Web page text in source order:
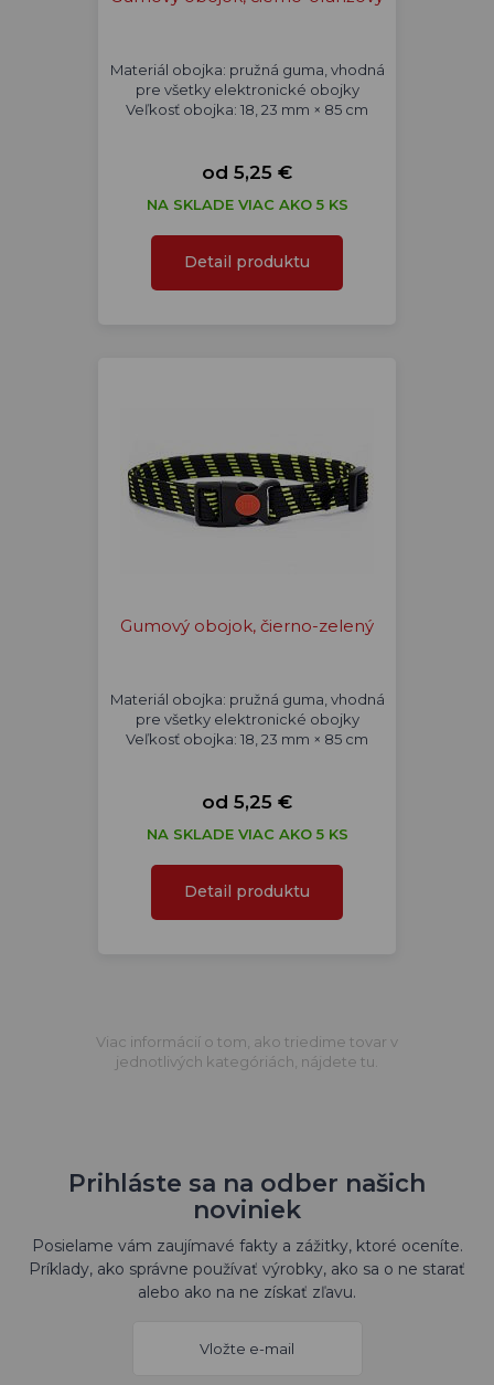
Materiál obojka: pružná guma, vhodná
pre všetky elektronické obojky
Veľkosť obojka: 18, 23 mm × 85 cm
od 5,25 €
NA SKLADE VIAC AKO 5 KS
Detail produktu
Gumový obojok, čierno-zelený
Materiál obojka: pružná guma, vhodná
pre všetky elektronické obojky
Veľkosť obojka: 18, 23 mm × 85 cm
od 5,25 €
NA SKLADE VIAC AKO 5 KS
Detail produktu
Viac informácií o tom, ako triedime tovar v
jednotlivých kategóriách, nájdete tu.
Prihláste sa na odber našich
noviniek
Posielame vám zaujímavé fakty a zážitky, ktoré oceníte.
Príklady, ako správne používať výrobky, ako sa o ne starať
alebo ako na ne získať zľavu.